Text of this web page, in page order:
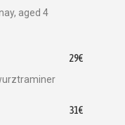
aged 4
29€
31€